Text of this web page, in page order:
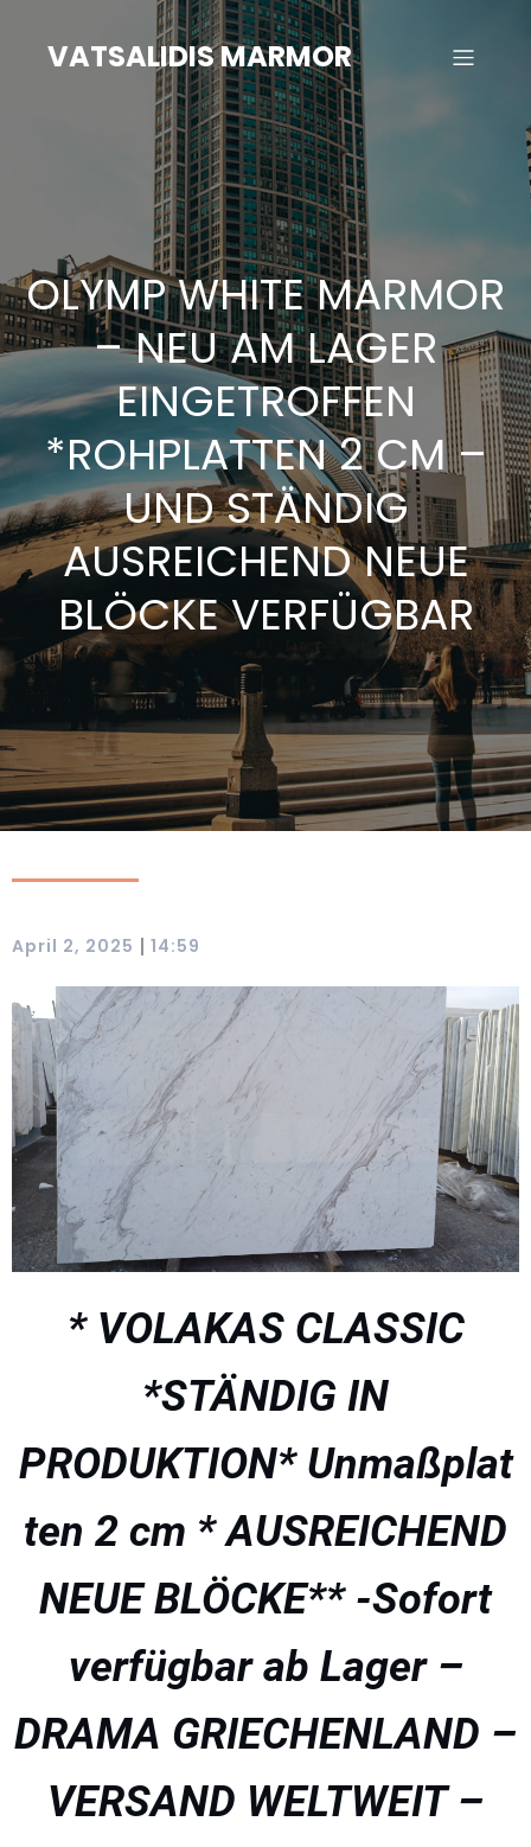
springenVATSALIDIS MARMOR
OLYMP WHITE MARMOR
– NEU AM LAGER
EINGETROFFEN
*ROHPLATTEN 2 CM –
UND STÄNDIG
AUSREICHEND NEUE
BLÖCKE VERFÜGBAR
April 2, 2025 | 14:59
* VOLAKAS CLASSIC
*STÄNDIG IN
PRODUKTION* Unmaßplat
ten 2 cm * AUSREICHEND
NEUE BLÖCKE** -Sofort
verfügbar ab Lager –
DRAMA GRIECHENLAND –
VERSAND WELTWEIT –